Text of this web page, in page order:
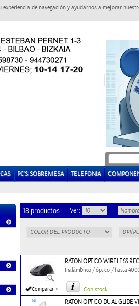
de navegación y ayudarnos a mejorar
PC'S SOBREMESA TELEFONIA
18 productos Ver:
Comparar »
RATON OPTICO WIRELESS
Inalámbrico / óptico / hasta
Con stock
RATON OPTICO DUAL GLIDE